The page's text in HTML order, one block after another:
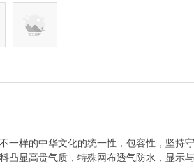
一样的中华文化的统一性，包容性，坚持
凸显高贵气质，特殊网布透气防水，显示